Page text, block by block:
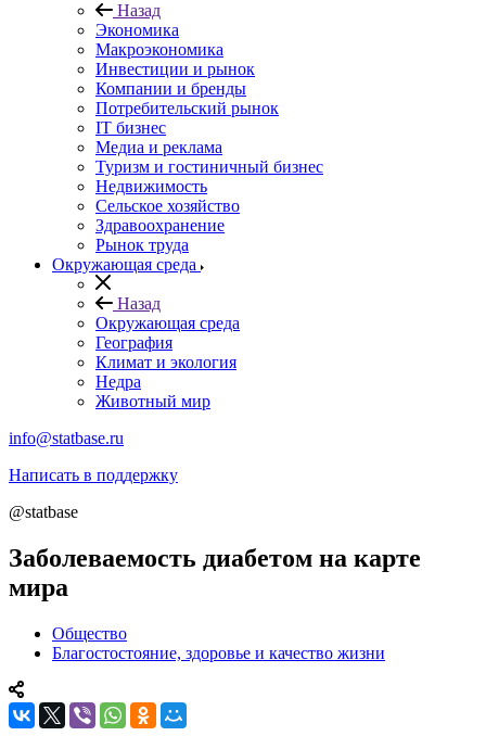
Назад
Экономика
Макроэкономика
Инвестиции и рынок
Компании и бренды
Потребительский рынок
IT бизнес
Медиа и реклама
Туризм и гостиничный бизнес
Недвижимость
Сельское хозяйство
Здравоохранение
Рынок труда
Окружающая среда
Назад
Окружающая среда
География
Климат и экология
Недра
Животный мир
info@statbase.ru
Написать в поддержку
@statbase
Заболеваемость диабетом на карте
мира
Общество
Благостостояние, здоровье и качество жизни